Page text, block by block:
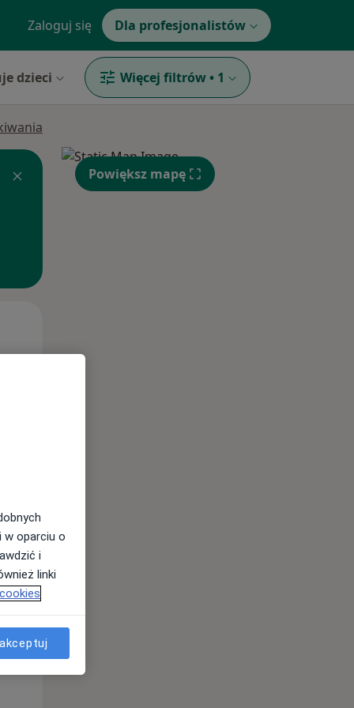
Zaloguj się Dla profesjonalistów
dzieci Więcej filtrów • 1
Wt,
11 Sie
Powiększ mapę
w oparciu o
i
linki